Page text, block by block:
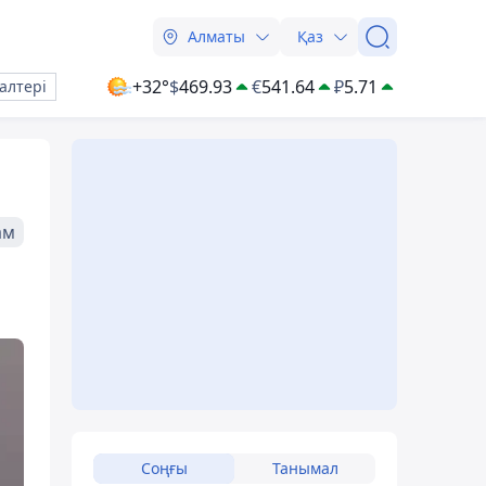
Алматы Қаз
+32°$469.93 €541.64 ₽5.71
Соңғы Танымал